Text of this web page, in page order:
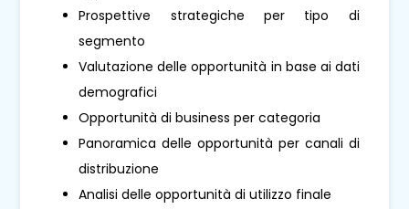
Prospettive strategiche per tipo di
segmento
Valutazione delle opportunità in base ai dati
demografici
Opportunità di business per categoria
Panoramica delle opportunità per canali di
distribuzione
Analisi delle opportunità di utilizzo finale